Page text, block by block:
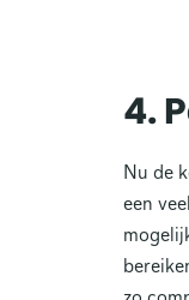
4.
Nu de
een